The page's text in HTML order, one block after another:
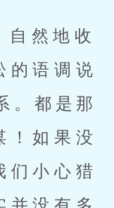
的语调说
。都是那
！如果没
们小心猎